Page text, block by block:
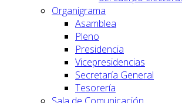
Organigrama
Asamblea
Pleno
Presidencia
Vicepresidencias
Secretaría General
Tesorería